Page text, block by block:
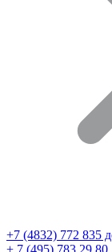
+7 (4832) 772 835
+ 7 (495) 783 29 80